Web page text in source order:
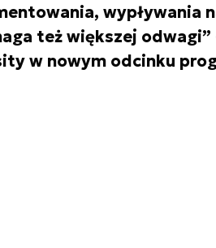
wypływania
też większej odwagi”
w nowym odcinku